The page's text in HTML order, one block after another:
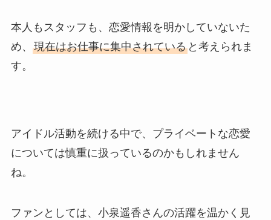
本人もスタッフも、恋愛情報を明かしていないた
め、 現在はお仕事に集中されていると考えられま
す。
アイドル活動を続ける中で、プライベートな恋愛
については慎重に扱っているのかもしれません
ね。
ファンとしては、小泉遥香さんの活躍を温かく見